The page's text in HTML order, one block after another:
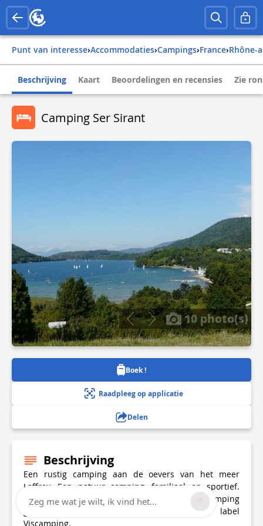
Punt van interesse› Accommodaties› Campings› france› rhône-
Beschrijving Kaart Beoordelingen en recensies Zie
Camping Ser Sirant
10 photo(s)
Boek !
Raadpleeg op applicatie
Delen
Beschrijving
Een rustig camping aan de oevers van het meer
Laffrey. Een natuur camping, familiaal en sportief.
Meerdere activiteiten worden dagelijks op de camping
georganiseerd. De camping bezit het label
Viscamping.
Zeg me wat je wilt, ik vind het...